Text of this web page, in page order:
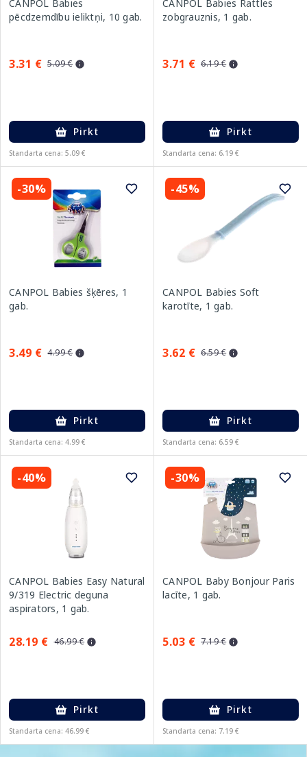
CANPOL Babies
pēcdzemdību ieliktņi, 10 gab.
3.31 € 5.09 €
Pirkt
Standarta cena: 5.09 €
CANPOL Babies Rattles
zobgrauznis, 1 gab.
3.71 € 6.19 €
Pirkt
Standarta cena: 6.19 €
-30%
CANPOL Babies šķēres, 1
gab.
3.49 € 4.99 €
Pirkt
Standarta cena: 4.99 €
-45%
CANPOL Babies Soft
karotīte, 1 gab.
3.62 € 6.59 €
Pirkt
Standarta cena: 6.59 €
-40%
CANPOL Babies Easy Natural
9/319 Electric deguna
aspirators, 1 gab.
28.19 € 46.99 €
Pirkt
Standarta cena: 46.99 €
-30%
CANPOL Baby Bonjour Paris
lacīte, 1 gab.
5.03 € 7.19 €
Pirkt
Standarta cena: 7.19 €